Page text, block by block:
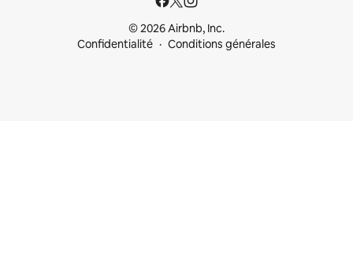
© 2026 Airbnb, Inc.
Confidentialité
Conditions générales